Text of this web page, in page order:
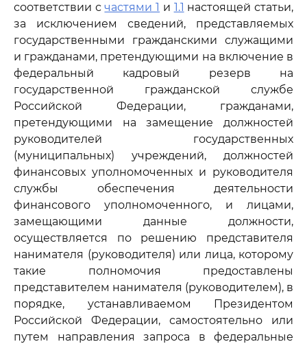
соответствии счастями 1 и 1.1 настоящей статьи,
за исключением сведений, представляемых
государственными гражданскими служащими
и гражданами, претендующими на включение в
федеральный кадровый резерв на
государственной гражданской службе
Российской Федерации, гражданами,
претендующими на замещение должностей
руководителей государственных
(муниципальных) учреждений, должностей
финансовых уполномоченных и руководителя
службы обеспечения деятельности
финансового уполномоченного, и лицами,
замещающими данные должности,
осуществляется по решению представителя
нанимателя (руководителя) или лица, которому
такие полномочия предоставлены
представителем нанимателя (руководителем), в
порядке, устанавливаемом Президентом
Российской Федерации, самостоятельно или
путем направления запроса в федеральные